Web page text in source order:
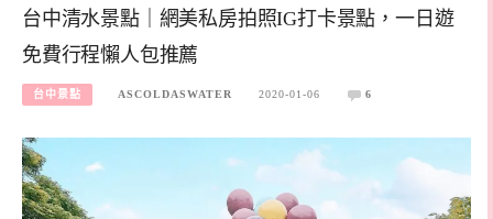
台中清水景點｜網美私房拍照IG打卡景點，一日遊
免費行程懶人包推薦
台中景點 ASCOLDASWATER 2020-01-06 6